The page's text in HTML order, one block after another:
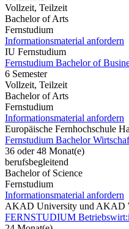
Vollzeit, Teilzeit
Bachelor of Arts
Fernstudium
Informationsmaterial anfordern
IU Fernstudium
Fernstudium Bachelor of
6 Semester
Vollzeit, Teilzeit
Bachelor of Arts
Fernstudium
Informationsmaterial anfordern
Europäische Fernhochschule
Fernstudium Bachelor
36 oder 48 Monat(e)
berufsbegleitend
Bachelor of Science
Fernstudium
Informationsmaterial anfordern
AKAD University und AKAD
FERNSTUDIUM